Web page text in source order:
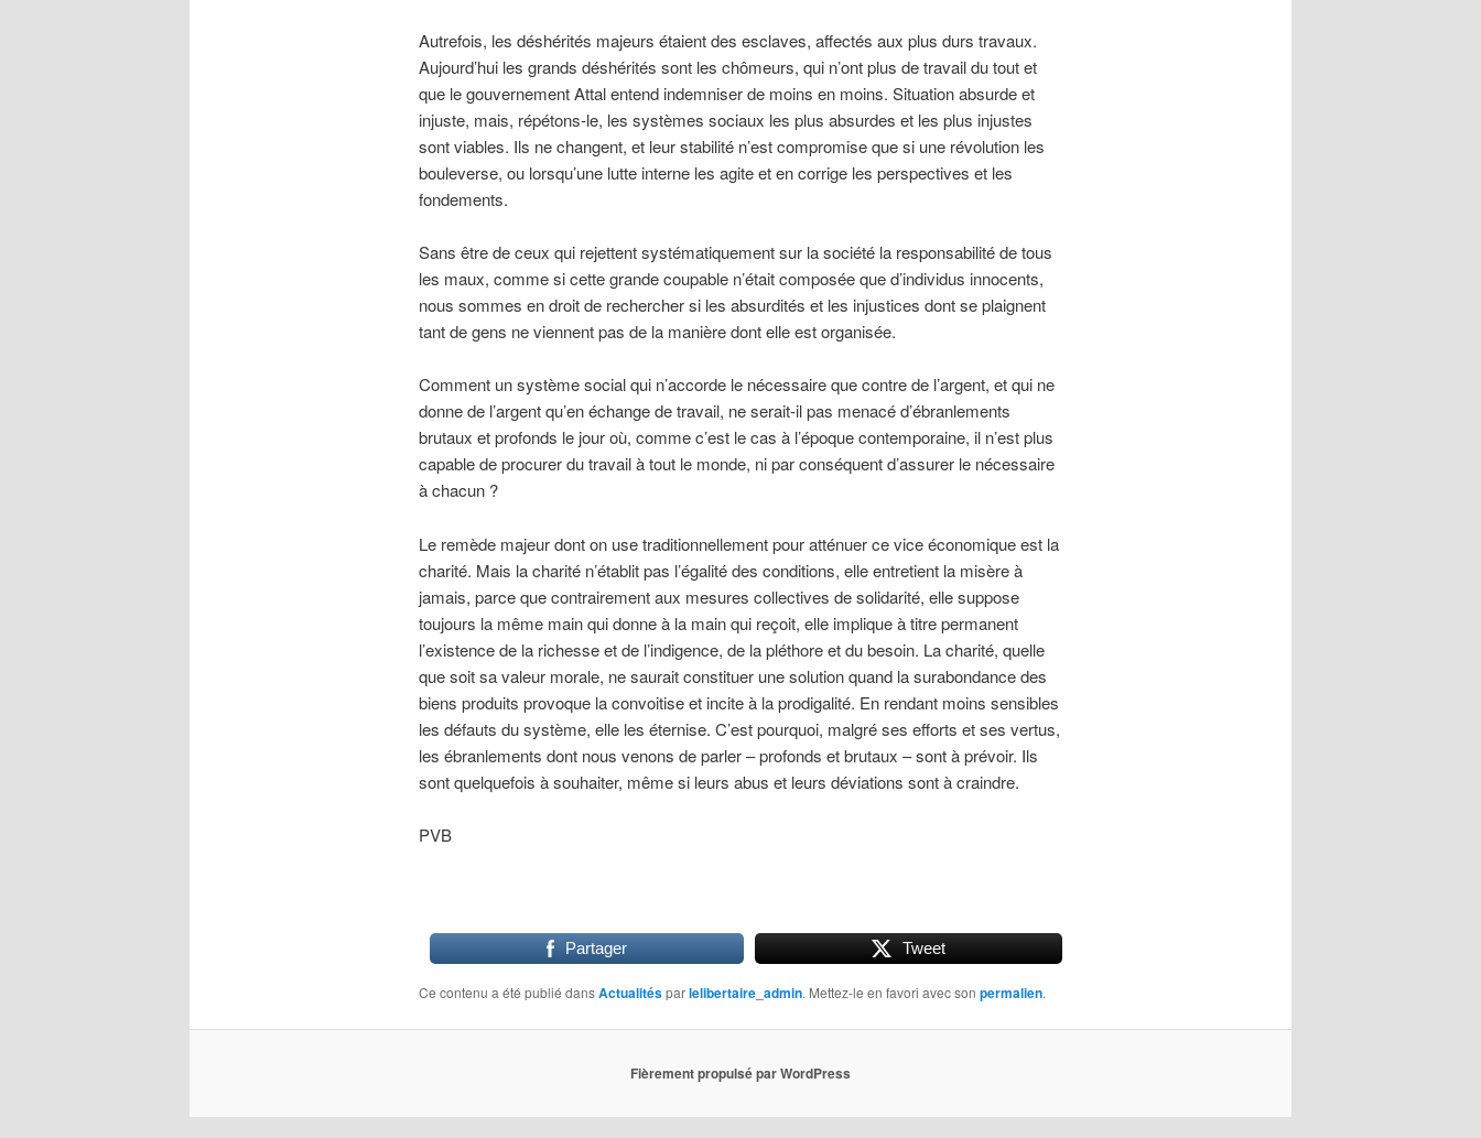
Autrefois, les déshérités majeurs étaient des esclaves, affectés aux plus durs travaux.
Aujourd’hui les grands déshérités sont les chômeurs, qui n’ont plus de travail du tout et
que le gouvernement Attal entend indemniser de moins en moins. Situation absurde et
injuste, mais, répétons-le, les systèmes sociaux les plus absurdes et les plus injustes
sont viables. Ils ne changent, et leur stabilité n’est compromise que si une révolution les
bouleverse, ou lorsqu’une lutte interne les agite et en corrige les perspectives et les
fondements.
Sans être de ceux qui rejettent systématiquement sur la société la responsabilité de tous
les maux, comme si cette grande coupable n’était composée que d’individus innocents,
nous sommes en droit de rechercher si les absurdités et les injustices dont se plaignent
tant de gens ne viennent pas de la manière dont elle est organisée.
Comment un système social qui n’accorde le nécessaire que contre de l’argent, et qui ne
donne de l’argent qu’en échange de travail, ne serait-il pas menacé d’ébranlements
brutaux et profonds le jour où, comme c’est le cas à l’époque contemporaine, il n’est plus
capable de procurer du travail à tout le monde, ni par conséquent d’assurer le nécessaire
à chacun ?
Le remède majeur dont on use traditionnellement pour atténuer ce vice économique est la
charité. Mais la charité n’établit pas l’égalité des conditions, elle entretient la misère à
jamais, parce que contrairement aux mesures collectives de solidarité, elle suppose
toujours la même main qui donne à la main qui reçoit, elle implique à titre permanent
l’existence de la richesse et de l’indigence, de la pléthore et du besoin. La charité, quelle
que soit sa valeur morale, ne saurait constituer une solution quand la surabondance des
biens produits provoque la convoitise et incite à la prodigalité. En rendant moins sensibles
les défauts du système, elle les éternise. C’est pourquoi, malgré ses efforts et ses vertus,
les ébranlements dont nous venons de parler – profonds et brutaux – sont à prévoir. Ils
sont quelquefois à souhaiter, même si leurs abus et leurs déviations sont à craindre.
PVB
Partager Tweet
Ce contenu a été publié dansActualitésparlelibertaire_admin. Mettez-le en favori avec son permalien.
Fièrement propulsé par WordPress